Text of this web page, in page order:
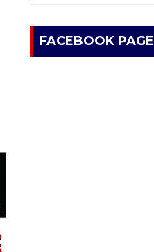
FACEBOOK PAGE